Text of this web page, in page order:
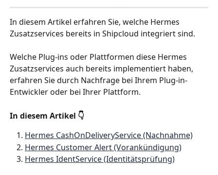
In diesem Artikel erfahren Sie, welche Hermes
Zusatzservices bereits in Shipcloud integriert sind.
Welche Plug-ins oder Plattformen diese Hermes
Zusatzservices auch bereits implementiert haben,
erfahren Sie durch Nachfrage bei Ihrem Plug-in-
Entwickler oder bei Ihrer Plattform.
In diesem Artikel 👇
Hermes CashOnDeliveryService (Nachnahme)
Hermes Customer Alert (Vorankündigung)
Hermes IdentService (Identitätsprüfung)